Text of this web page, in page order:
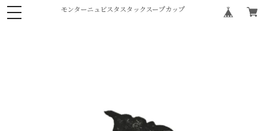
モンターニュビスタスタックスープカップ